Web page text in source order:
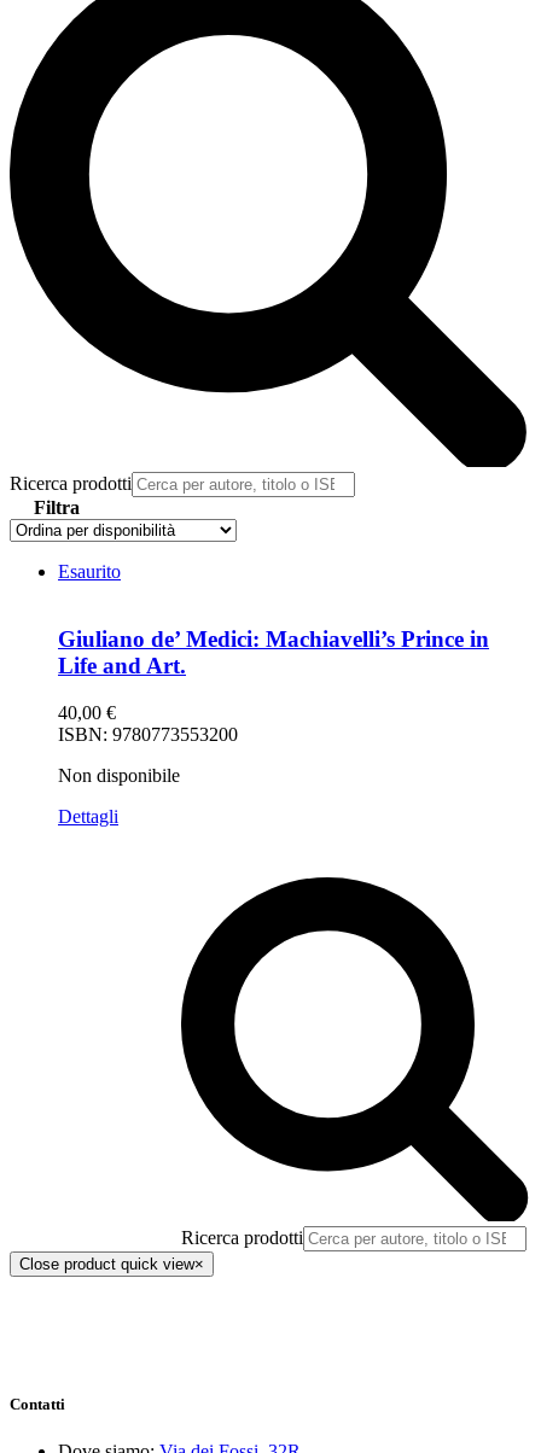
Ricerca prodotti
Filtra
Esaurito
Giuliano de’ Medici: Machiavelli’s Prince in
Life and Art.
40,00 €
ISBN: 9780773553200
Non disponibile
Dettagli
Ricerca prodotti
Close product quick view×
Contatti